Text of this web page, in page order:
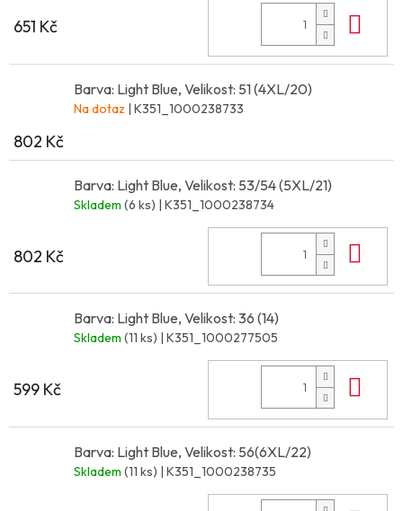
651 Kč
Barva: Light Blue, Velikost: 51 (4XL/20)
Na dotaz | K351_1000238733
802 Kč
Barva: Light Blue, Velikost: 53/54 (5XL/21)
Skladem (6 ks) | K351_1000238734
802 Kč
Barva: Light Blue, Velikost: 36 (14)
Skladem (11 ks) | K351_1000277505
599 Kč
Barva: Light Blue, Velikost: 56(6XL/22)
Skladem (11 ks) | K351_1000238735